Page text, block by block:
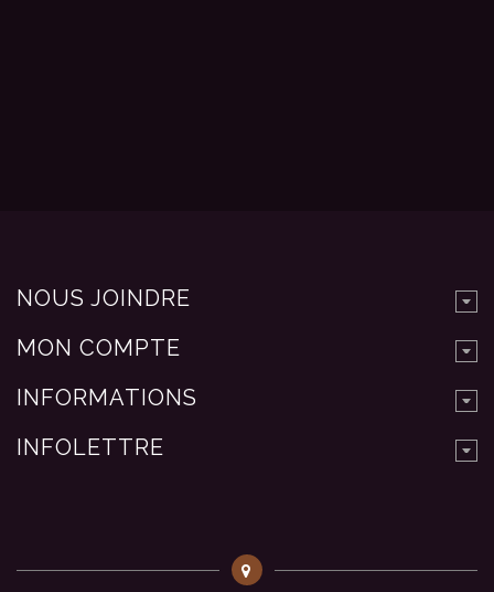
NOUS JOINDRE
MON COMPTE
INFORMATIONS
INFOLETTRE